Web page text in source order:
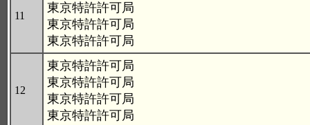
11
東京特許許可局
東京特許許可局
東京特許許可局
12
東京特許許可局
東京特許許可局
東京特許許可局
東京特許許可局